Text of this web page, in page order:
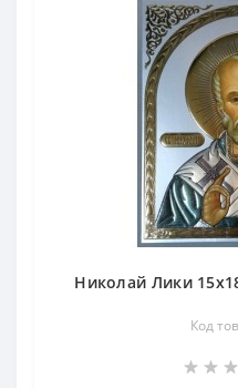
Николай Лики
Код